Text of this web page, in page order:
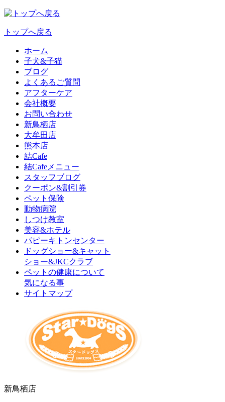
トップへ戻る
ホーム
子犬&子猫
ブログ
よくあるご質問
アフターケア
会社概要
お問い合わせ
新鳥栖店
大牟田店
熊本店
結Cafe
結Cafeメニュー
スタッフブログ
クーポン&割引券
ペット保険
動物病院
しつけ教室
美容&ホテル
パピーキトンセンター
ドッグショー&キャット
ショー&JKCクラブ
ペットの健康について
気になる事
サイトマップ
新鳥栖店